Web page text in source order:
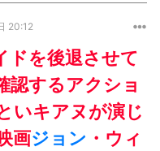
20:12
ドを後退させて
認するアクショ
いキアヌが演じ
画ジョン ・ウィ